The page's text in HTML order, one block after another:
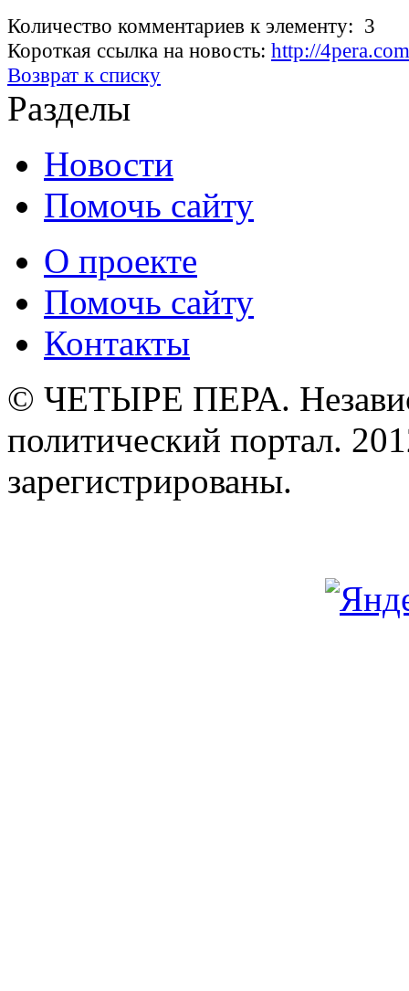
Количество комментариев к элементу: 3
Короткая ссылка на новость: http://
Возврат к списку
Разделы
Новости
Помочь сайту
О проекте
Помочь сайту
Контакты
© ЧЕТЫРЕ ПЕРА.
политический портал.
зарегистрированы.